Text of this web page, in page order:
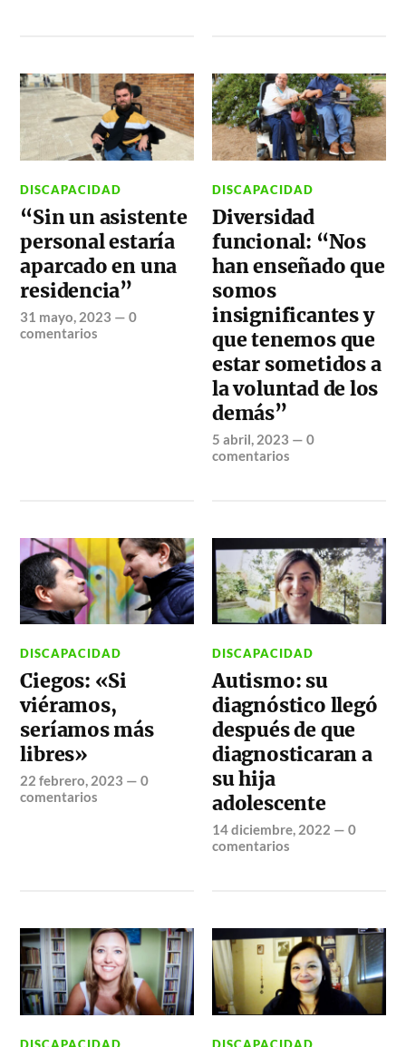
DISCAPACIDAD
“Sin un asistente
personal estaría
aparcado en una
residencia”
31 mayo, 2023 —0
comentarios
DISCAPACIDAD
Diversidad
funcional: “Nos
han enseñado que
somos
insignificantes y
que tenemos que
estar sometidos a
la voluntad de los
demás”
5 abril, 2023 —0
comentarios
DISCAPACIDAD
Ciegos: «Si
viéramos,
seríamos más
libres»
22 febrero, 2023 —0
comentarios
DISCAPACIDAD
Autismo: su
diagnóstico llegó
después de que
diagnosticaran a
su hija
adolescente
14 diciembre, 2022 —0
comentarios